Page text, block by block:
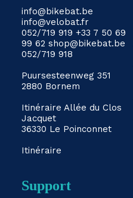
info@bikebat.be
info@velobat.fr
052/719 919 +33 7 50 69
99 62 shop@bikebat.be
052/719 918
Puursesteenweg 351
2880 Bornem
Itinéraire Allée du Clos
Jacquet
36330 Le Poinconnet
Itinéraire
Support